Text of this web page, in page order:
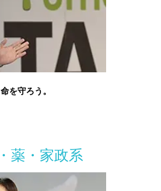
を守ろう。
薬・家政系